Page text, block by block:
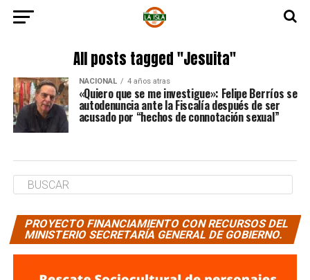
All posts tagged "Jesuita"
NACIONAL 4 años atras
«Quiero que se me investigue»: Felipe Berríos se
autodenuncia ante la Fiscalía después de ser
acusado por “hechos de connotación sexual”
PROYECTO FINANCIAMIENTO CON RECURSOS DEL
MINISTERIO SECRETARÍA GENERAL DE GOBIERNO.